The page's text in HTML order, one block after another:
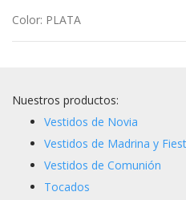
Color: PLATA
Nuestros productos:
Vestidos de Novia
Vestidos de Madrina y
Vestidos de Comunión
Tocados